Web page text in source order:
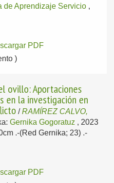
de Aprendizaje Servicio ,
PDF
)
ovillo: Aportaciones
en la investigación en
/RAMÍREZ CALVO,
Gernika Gogoratuz , 2023
.-(Red Gernika; 23) .-
PDF